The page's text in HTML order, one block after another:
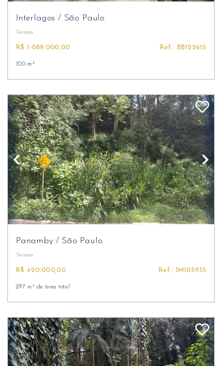
Interlagos/ São Paulo
Terreno
R$ 1.089.000,00 Ref.: BB122615
100 m²
Panamby / São Paulo
Terreno
R$ 420.000,00 Ref.: IM105935
297 m² de área total